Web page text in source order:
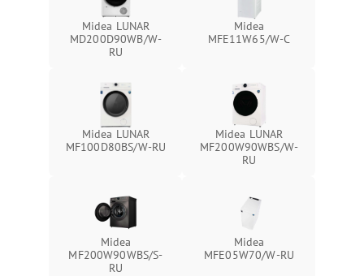
Midea LUNAR
MD200D90WB/W-
RU
Midea
MFE11W65/W-C
Midea LUNAR
MF100D80BS/W-RU
Midea LUNAR
MF200W90WBS/W-
RU
Midea
MF200W90WBS/S-
RU
Midea
MFE05W70/W-RU